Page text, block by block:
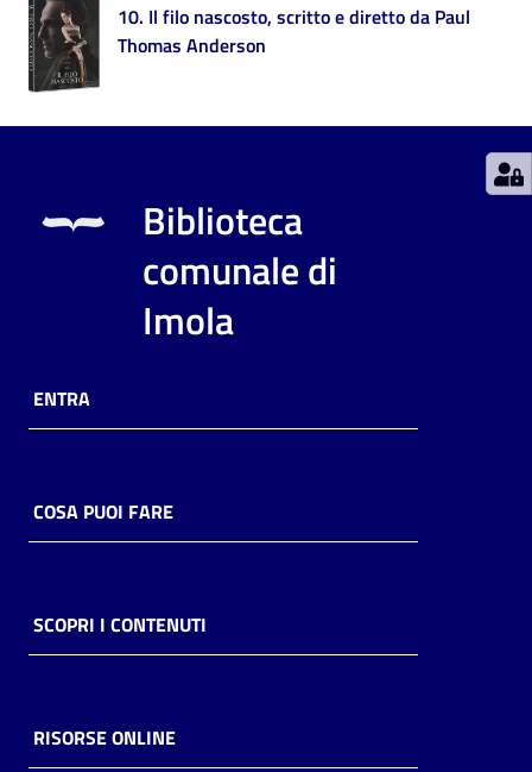
Catalogo
on line
bibliotecario
10. Il filo nascosto, scritto e diretto da Paul
Thomas Anderson
Biblioteca
comunale di
Imola
ENTRA
COSA PUOI FARE
SCOPRI I CONTENUTI
RISORSE ONLINE